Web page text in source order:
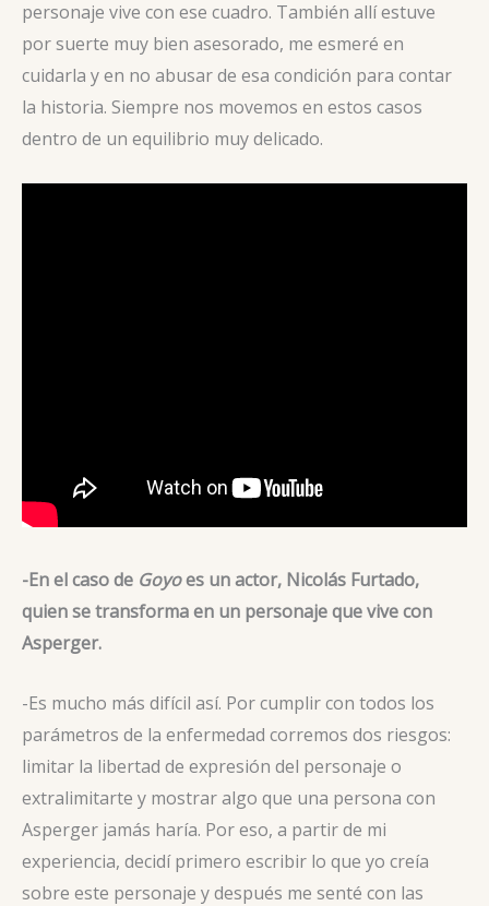
personaje vive con ese cuadro. También allí estuve
por suerte muy bien asesorado, me esmeré en
cuidarla y en no abusar de esa condición para contar
la historia. Siempre nos movemos en estos casos
dentro de un equilibrio muy delicado.
-En el caso de Goyoes un actor, Nicolás Furtado,
quien se transforma en un personaje que vive con
Asperger.
-Es mucho más difícil así. Por cumplir con todos los
parámetros de la enfermedad corremos dos riesgos:
limitar la libertad de expresión del personaje o
extralimitarte y mostrar algo que una persona con
Asperger jamás haría. Por eso, a partir de mi
experiencia, decidí primero escribir lo que yo creía
sobre este personaje y después me senté con las